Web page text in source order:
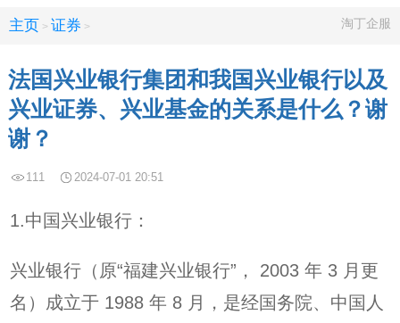
主页 > 证券 > 淘丁企服
法国兴业银行集团和我国兴业银行以及
兴业证券、兴业基金的关系是什么？谢
谢？
111 2024-07-01 20:51
1.中国兴业银行：
兴业银行（原“福建兴业银行”， 2003 年 3 月更
名）成立于 1988 年 8 月，是经国务院、中国人